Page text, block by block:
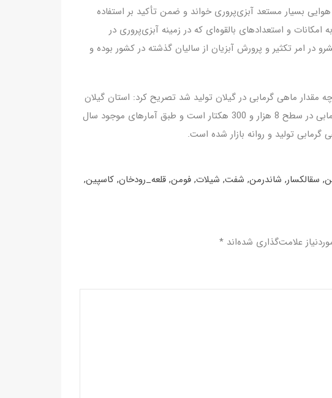
بسیار مستعد آبزی‌پروری خواند و ضمن تأکید بر استفاده
و استعدادهای بالقوه‌ای که در زمینه آبزی‌پروری در
امر تکثیر و پرورش آبزیان از سالیان گذشته در کشور بوده و
ماهی گرمابی در گیلان تولید شد تصریح کرد: استان گیلان
دارای 4 هزار و 300 واحد مزرعه پرورش ماهیان گرمابی در سطح 8 هزار و 300 هکتار است و طبق آمارهای موجود سال
, سقالکسار, شاندرمن, شفت, شیلات,فومن,قلعه_رودخان,کاسپین,
علامت‌گذاری شده‌اند*